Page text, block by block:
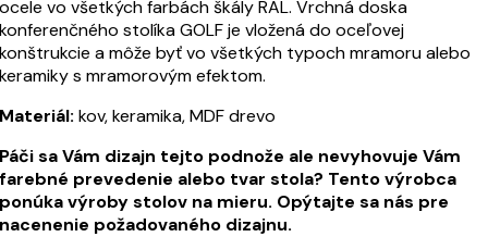
ocele vo všetkých farbách škály RAL. Vrchná doska
konferenčného stolíka GOLF je vložená do oceľovej
konštrukcie a môže byť vo všetkých typoch mramoru alebo
keramiky s mramorovým efektom.
Materiál: kov, keramika, MDF drevo
Páči sa Vám dizajn tejto podnože ale nevyhovuje Vám
farebné prevedenie alebo tvar stola? Tento výrobca
ponúka výroby stolov na mieru. Opýtajte sa nás pre
nacenenie požadovaného dizajnu.